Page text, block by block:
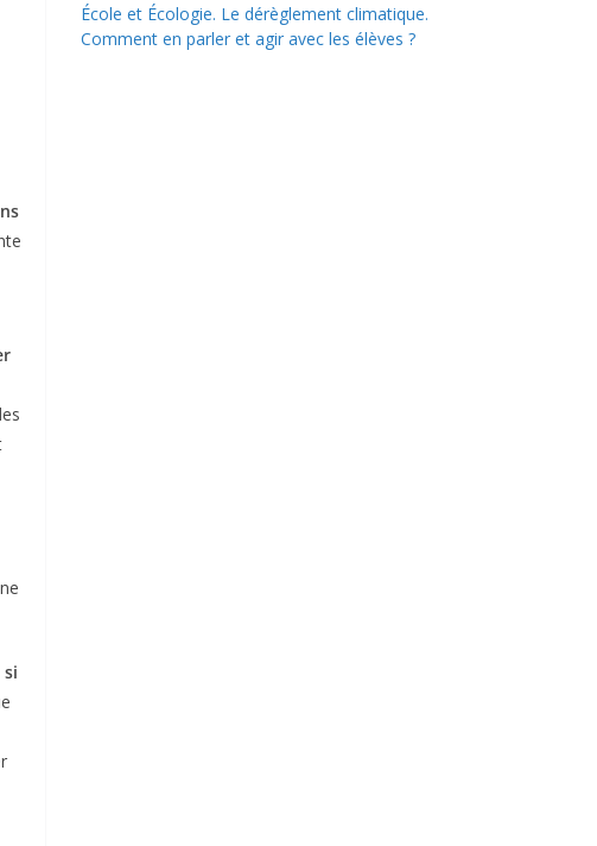
École et Écologie. Le dérèglement climatique.
Comment en parler et agir avec les élèves ?